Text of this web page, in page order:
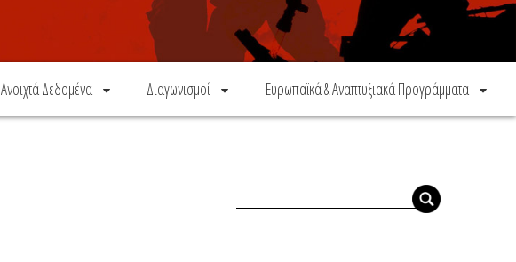
Ανοιχτά Δεδομένα Διαγωνισμοί Ευρωπαϊκά & Αναπτυξιακά Προγράμματα